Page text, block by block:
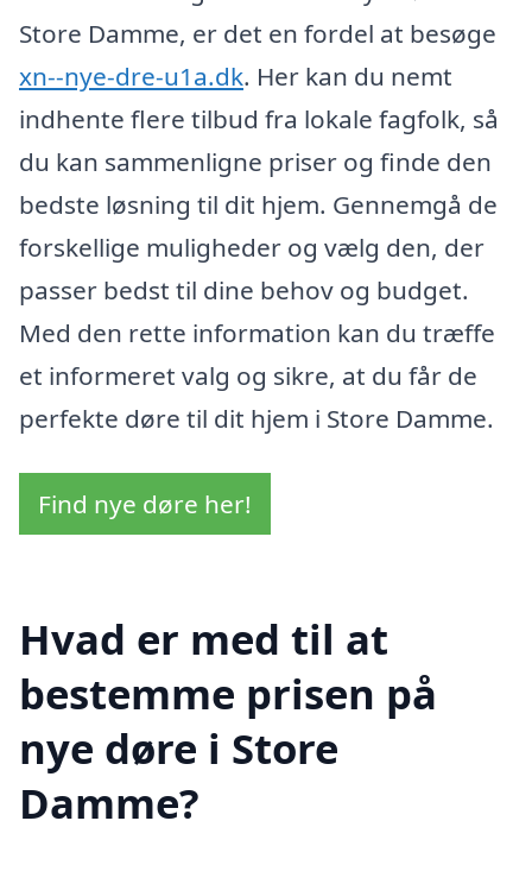
Store Damme, er det en fordel at besøge
xn--nye-dre-u1a.dk. Her kan du nemt
indhente flere tilbud fra lokale fagfolk, så
du kan sammenligne priser og finde den
bedste løsning til dit hjem. Gennemgå de
forskellige muligheder og vælg den, der
passer bedst til dine behov og budget.
Med den rette information kan du træffe
et informeret valg og sikre, at du får de
perfekte døre til dit hjem i Store Damme.
Find nye døre her!
Hvad er med til at
bestemme prisen på
nye døre i Store
Damme?